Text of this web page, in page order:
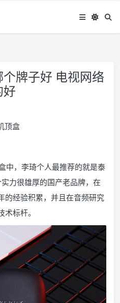
牌子好 电视网络
好
顶盒
中，李琦个人最推荐的就是泰
力很雄厚的国产老品牌，在
的经验积累，并且在音频研究
术标杆。